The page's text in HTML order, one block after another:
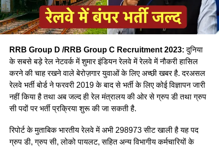
आपने अमूमन पुरुषों को ही रेल चलाते हुए देखा होगा लेकिन माथे पर लाल
बिंदी, भरी हुई मांग और हाथ में लाल चूड़ी पहने हुए महिला लोकों पायलेट
नीलम राथल रेल में सवार हजारों यात्रियों को सुरक्षित गंतव्य पहुंचाने की
रेलवे की सीनियर असिस्टेंट लोको पायलट नीलम बताती है कि जब वे
पेसीजर ट्रेन चलाती है तो कई लोग उन्हें देख कर हेरान रह जाते है कुछ
RRB Group D /RRB Group C Recruitment 2023:दुनिया
के सबसे बड़े रेल नेटवर्क में शुमार इंडियन रेलवे में रेलवे में नौकरी हासिल
करने की चाह रखने वाले बेरोज़गार युवाओं के लिए अच्छी खबर है. दरअसल
रेलवे भर्ती बोर्ड ने फरवरी 2019 के बाद से भर्ती के लिए कोई विज्ञापन जारी
नहीं किया है तथा अब जल्द ही रेल मंत्रालय की ओर से ग्रुप डी तथा ग्रुप
सी पदों पर भर्ती प्रक्रिया शुरू की जा सकती है.
रिपोर्ट के मुताबिक भारतीय रेलवे में अभी 298973 सीट खाली है यह पद
ग्रुप डी, ग्रुप सी, लोको पायलट, सहित अन्य विभागीय कर्मचारियों के